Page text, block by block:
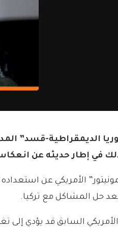
الديمقراطية-قسد”
في إطار حديثه عن
الأمريكي عن
السابق قد يؤدي إلى